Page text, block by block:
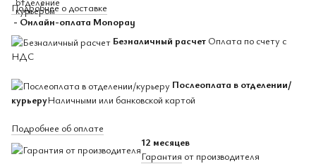
Подробнее о доставке
- Онлайн-оплата Monopay
Безналичный расчет Оплата по счету с
НДС
Послеоплата в отделении/
курьеруНаличными или банковской картой
Подробнее об оплате
12 месяцев
Гарантия от производителя